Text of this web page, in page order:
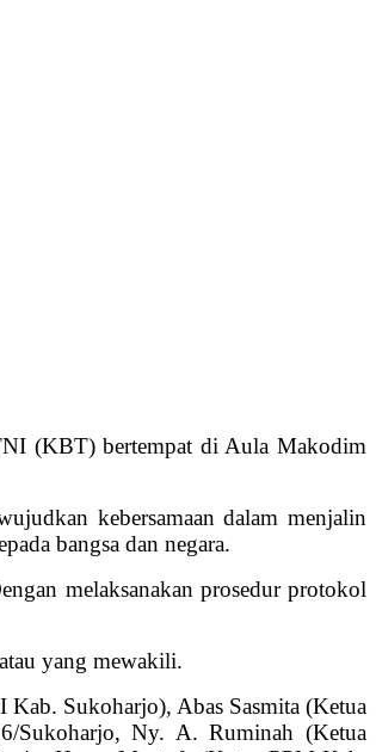
(KBT) bertempat di Aula Makodim
kebersamaan dalam menjalin
bangsa dan negara.
melaksanakan prosedur protokol
yang mewakili.
Sukoharjo), Abas Sasmita (Ketua
Sukoharjo, Ny. A. Ruminah (Ketua